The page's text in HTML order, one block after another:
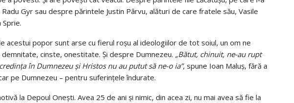
Gyr sau despre părintele Justin Pârvu, alături de care fratele său, Vasile
Sprie.
acestui popor sunt arse cu fierul roșu al ideologiilor de tot soiul, un om ne
cinste, onestitate. Și despre Dumnezeu. „Bătut, chinuit, ne-au rupt
în Dumnezeu și Hristos nu au putut să ne-o ia”, spune Ioan Maluș, fără a
pe Dumnezeu – pentru suferințele îndurate.
la Depoul Oneşti. Avea 25 de ani și nimic, din acea zi, nu mai avea să fie la